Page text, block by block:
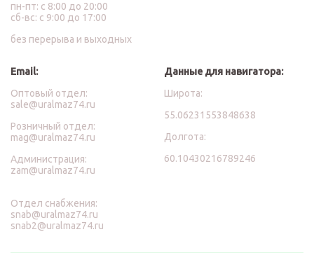
пн-пт: с 8:00 до 20:00
сб-вс: с 9:00 до 17:00
без перерыва и выходных
Email:
Оптовый отдел:
sale@uralmaz74.ru
Розничный отдел:
mag@uralmaz74.ru
Администрация:
zam@uralmaz74.ru
Отдел снабжения:
snab@uralmaz74.ru
snab2@uralmaz74.ru
Данные для навигатора:
Широта:
55.06231553848638
Долгота:
60.10430216789246